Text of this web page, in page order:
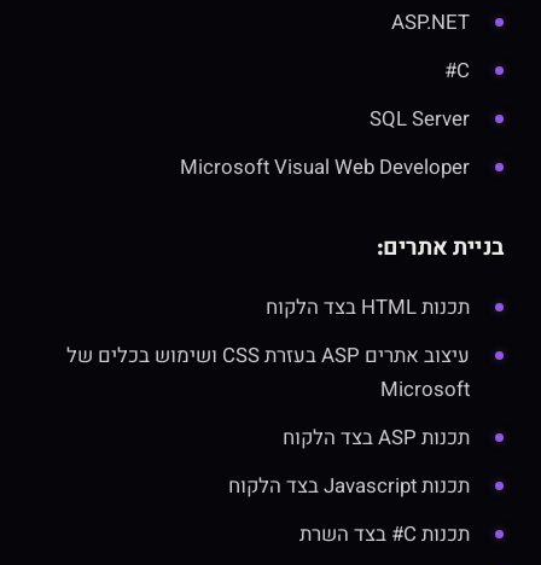
ASP.NET
C#
SQL Server
Microsoft Visual Web Developer
בניית אתרים:
תכנות HTML בצד הלקוח
עיצוב אתרים ASP בעזרת CSS ושימוש בכלים של
Microsoft
תכנות ASP בצד הלקוח
תכנות Javascript בצד הלקוח
תכנות C# בצד השרת